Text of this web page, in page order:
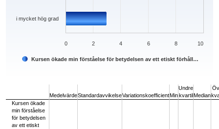
Kursen ökade min förståelse för betydelsen av ett etiskt förhåll…
i mycket hög grad
0 2 4 6 8 10
MedelvärdeStandardavvikelseVariationskoefficientMin
Undre
kvartilMedian
Kursen ökade
min förståelse
för betydelsen
av ett etiskt